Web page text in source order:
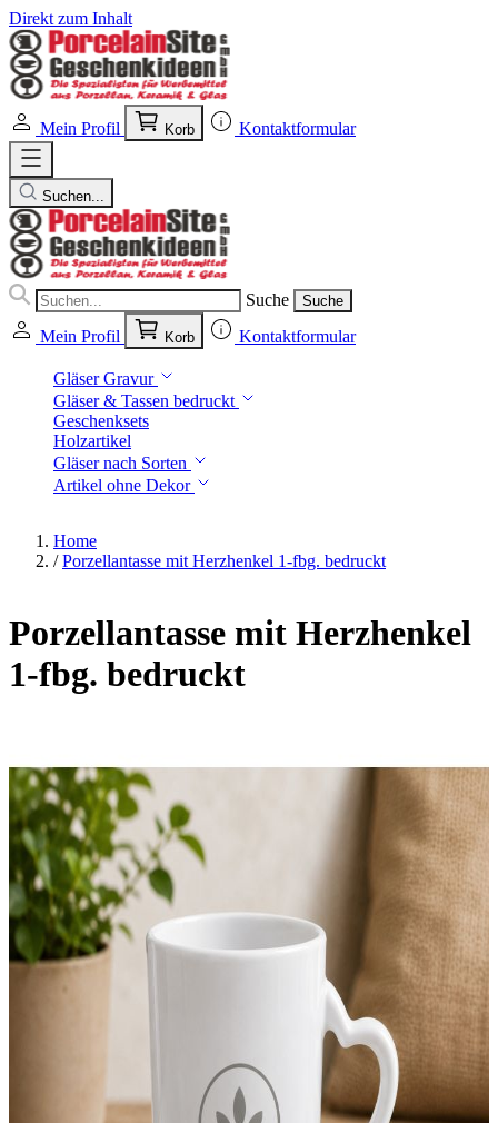
Direkt zum Inhalt
Mein Profil Korb Kontaktformular
Suchen...
Suche Suche
Mein Profil Korb Kontaktformular
Gläser Gravur
Gläser & Tassen bedruckt
Geschenksets
Holzartikel
Gläser nach Sorten
Artikel ohne Dekor
Home
/ Porzellantasse mit Herzhenkel 1-fbg. bedruckt
Porzellantasse mit Herzhenkel
1-fbg. bedruckt